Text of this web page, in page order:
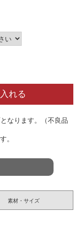
れる
なります。（不良品
。
素材・サイズ